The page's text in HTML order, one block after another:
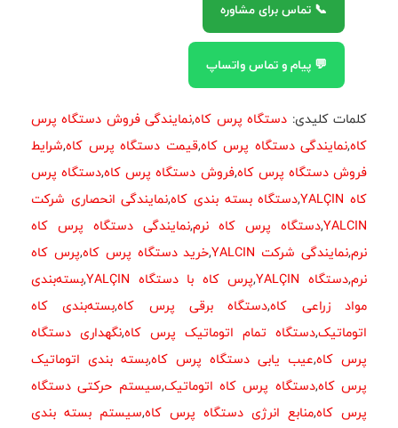
📞 تماس برای مشاوره
💬 پیام و تماس واتساپ
کلمات کلیدی: دستگاه پرس کاه,نمایندگی فروش دستگاه پرس
کاه,نمایندگی دستگاه پرس کاه,قیمت دستگاه پرس کاه,شرایط
فروش دستگاه پرس کاه,فروش دستگاه پرس کاه,دستگاه پرس
کاه YALÇIN
,دستگاه بسته بندی کاه,نمایندگی انحصاری شرکت
YALCIN
,دستگاه پرس کاه نرم,نمایندگی دستگاه پرس کاه
نرم,نمایندگی شرکت YALCIN ,خرید دستگاه پرس کاه,پرس کاه
نرم,دستگاه YALÇIN ,پرس کاه با دستگاه YALÇIN ,بسته‌بندی
مواد زراعی کاه,دستگاه برقی پرس کاه,بسته‌بندی کاه
اتوماتیک,دستگاه تمام اتوماتیک پرس کاه,نگهداری دستگاه
پرس کاه,عیب یابی دستگاه پرس کاه,بسته بندی اتوماتیک
پرس کاه,دستگاه پرس کاه اتوماتیک,سیستم حرکتی دستگاه
پرس کاه,منابع انرژی دستگاه پرس کاه,سیستم بسته بندی